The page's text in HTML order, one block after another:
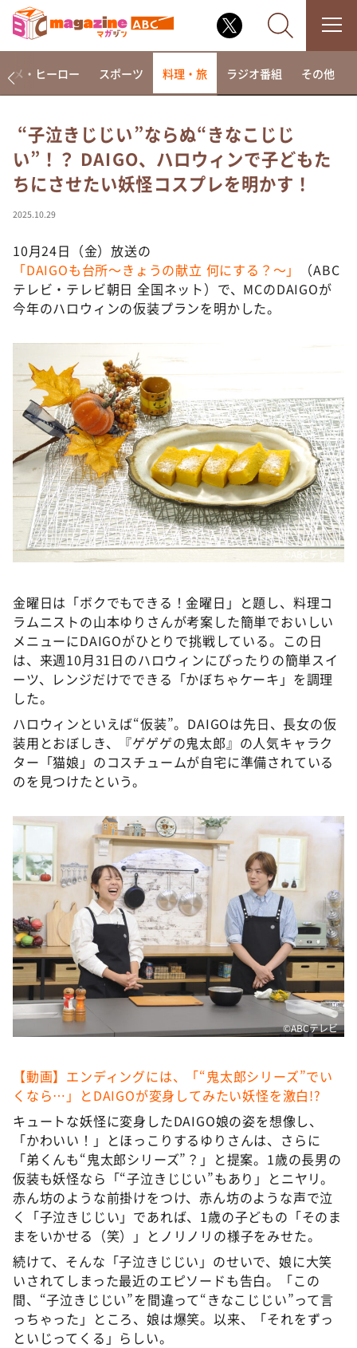
なるみ・岡村の過ぎるTV
相席食堂
これ余談なんですけど・・・
て真剣です
探偵！ナイトスクープ
news おかえり
DAIGOも台所 ～きょうの献立 何にする？～
本日はダイアンなり！シーズン２
朝だ！生です旅サラダ
教えて！ニュースライブ 正義のミカタ
ＬＩＦＥ～夢のカタチ～
新婚さんいらっしゃい！
ポツンと一軒家
ザキ山小屋本館
アナ回覧板
メ・ヒーロー スポーツ 料理・旅 ラジオ番組 その他
“子泣きじじい”ならぬ“きなこじじ
い”！？ DAIGO、ハロウィンで子どもた
ちにさせたい妖怪コスプレを明かす！
2025.10.29
10月24日（金）放送の
「DAIGOも台所～きょうの献立 何にする？～」
（ABC
テレビ・テレビ朝日 全国ネット）で、MCのDAIGOが
今年のハロウィンの仮装プランを明かした。
©ABCテレビ
金曜日は「ボクでもできる！金曜日」と題し、料理コ
ラムニストの山本ゆりさんが考案した簡単でおいしい
メニューにDAIGOがひとりで挑戦している。この日
は、来週10月31日のハロウィンにぴったりの簡単スイ
ーツ、レンジだけでできる「かぼちゃケーキ」を調理
した。
ハロウィンといえば“仮装”。DAIGOは先日、長女の仮
装用とおぼしき、『ゲゲゲの鬼太郎』の人気キャラク
ター「猫娘」のコスチュームが自宅に準備されている
のを見つけたという。
©ABCテレビ
【動画】エンディングには、「“鬼太郎シリーズ”でい
くなら…」とDAIGOが変身してみたい妖怪を激白!?
キュートな妖怪に変身したDAIGO娘の姿を想像し、
「かわいい！」とほっこりするゆりさんは、さらに
「弟くんも“鬼太郎シリーズ”？」と提案。1歳の長男の
仮装も妖怪なら「“子泣きじじい”もあり」とニヤリ。
赤ん坊のような前掛けをつけ、赤ん坊のような声で泣
く「子泣きじじい」であれば、1歳の子どもの「そのま
まをいかせる（笑）」とノリノリの様子をみせた。
続けて、そんな「子泣きじじい」のせいで、娘に大笑
いされてしまった最近のエピソードも告白。「この
間、“子泣きじじい”を間違って“きなこじじい”って言
っちゃった」ところ、娘は爆笑。以来、「それをずっ
といじってくる」らしい。